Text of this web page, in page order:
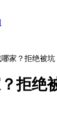
家？拒绝被
拒绝